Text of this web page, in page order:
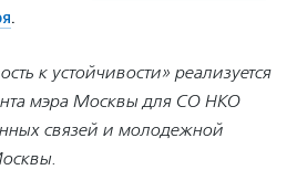
.
к устойчивости» реализуется
мэра Москвы для СО НКО
связей и молодежной